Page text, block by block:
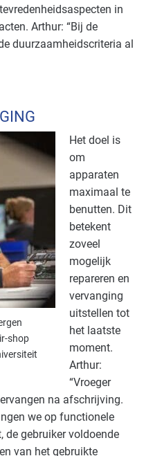
in
Arthur: “Bij de
duurzaamheidscriteria al
shop
Het doel is
om
apparaten
maximaal te
benutten. Dit
betekent
zoveel
mogelijk
repareren en
vervanging
uitstellen tot
het laatste
moment.
Arthur:
“Vroeger
na afschrijving.
we op functionele
de gebruiker voldoende
van het gebruikte